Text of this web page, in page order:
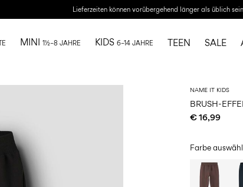
Lieferzeiten können vorübergehend länger als üblich
MINI 1½–8 JAHRE KIDS 6–14 JAHRE TEEN SALE
NAME IT KIDS
BRUSH-
€ 16,99
Farbe